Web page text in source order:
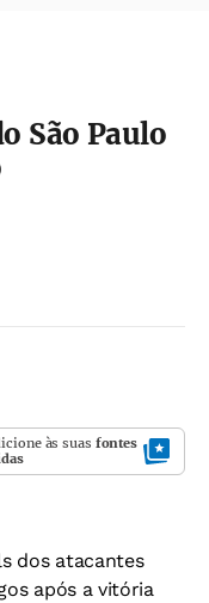
São Paulo
às suas fontes
dos atacantes
após a vitória